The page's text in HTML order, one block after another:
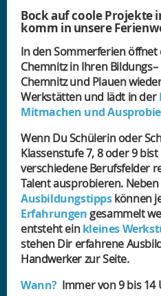
Bock auf coole Projekte
komm in unsere
In den Sommerferien
Chemnitz in Ihren
Chemnitz und Plauen
Werkstätten und lädt in der
Mitmachen und
Wenn Du Schülerin oder
Klassenstufe 7, 8 oder 9
verschiedene Berufsfelder
Talent ausprobieren. Neben
Ausbildungstippskönnen
Erfahrungen gesammelt
entsteht einkleines
stehen Dir erfahrene
Handwerker zur Seite.
Wann? Immer von 9 bis 14